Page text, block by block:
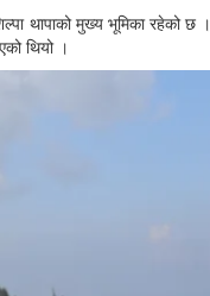
थापाको मुख्य भूमिका रहेको
थियो ।